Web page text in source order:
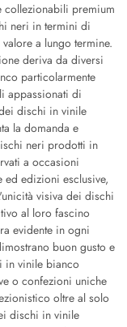
collezionabili premium
neri in termini di
a lungo termine.
deriva da diversi
particolarmente
appassionati di
dischi in vinile
la domanda e
neri prodotti in
a occasioni
edizioni esclusive,
visiva dei dischi
al loro fascino
evidente in ogni
buon gusto e
in vinile bianco
o confezioni uniche
oltre al solo
dischi in vinile